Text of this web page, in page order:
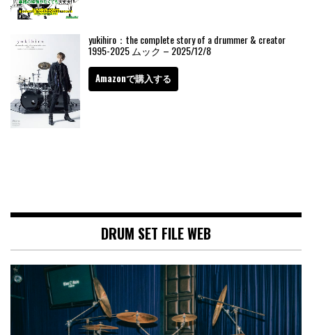
yukihiro：the complete story of a drummer & creator
1995-2025 ムック – 2025/12/8
Amazonで購入する
DRUM SET FILE WEB